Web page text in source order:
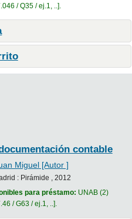
/ Q35 / ej.1, .. .
contable
Miguel[Autor ]
: Pirámide , 2012
para préstamo: UNAB(2)
/ G63 / ej.1, .. .